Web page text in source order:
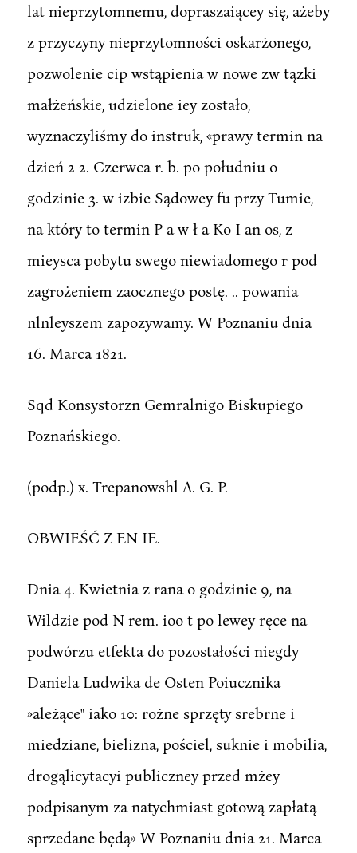
lat nieprzytomnemu, dopraszaiącey się, ażeby
z przyczyny nieprzytomności oskarżonego,
pozwolenie cip wstąpienia w nowe zw tązki
małżeńskie, udzielone iey zostało,
wyznaczyliśmy do instruk, «prawy termin na
dzień 2 2. Czerwca r. b. po południu o
godzinie 3. w izbie Sądowey fu przy Tumie,
na który to termin P a w ł a Ko I an os, z
mieysca pobytu swego niewiadomego r pod
zagrożeniem zaocznego postę. .. powania
nlnleyszem zapozywamy. W Poznaniu dnia
16. Marca 1821.
Sqd Konsystorzn Gemralnigo Biskupiego
Poznańskiego.
(podp.) x. Trepanowshl A. G. P.
OBWIEŚĆ Z EN IE.
Dnia 4. Kwietnia z rana o godzinie 9, na
Wildzie pod N rem. ioo t po lewey ręce na
podwórzu etfekta do pozostałości niegdy
Daniela Ludwika de Osten Poiucznika
»ależące" iako 10: rożne sprzęty srebrne i
miedziane, bielizna, pościel, suknie i mobilia,
drogąlicytacyi publiczney przed mżey
podpisanym za natychmiast gotową zapłatą
sprzedane będą» W Poznaniu dnia 21. Marca